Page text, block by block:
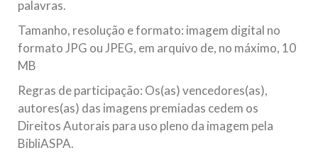
palavras.
Tamanho, resolução e formato: imagem digital no
formato JPG ou JPEG, em arquivo de, no máximo, 10
MB
Regras de participação: Os(as) vencedores(as),
autores(as) das imagens premiadas cedem os
Direitos Autorais para uso pleno da imagem pela
BibliASPA.